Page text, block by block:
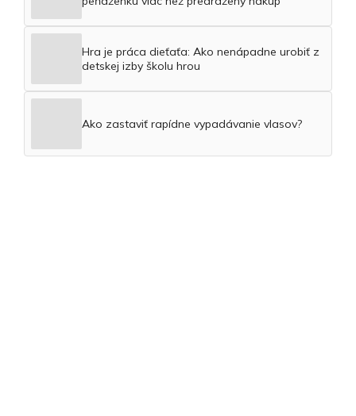
Hra je práca dieťaťa: Ako nenápadne urobiť z
detskej izby školu hrou
Ako zastaviť rapídne vypadávanie vlasov?